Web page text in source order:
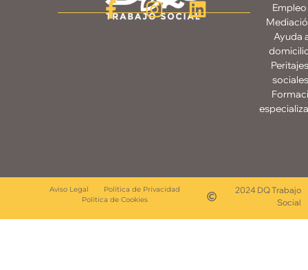
Empleo
Ayuda
Peritajes
sociales
Aviso Legal
Política de Privacidad
Política de Cookies
2024 DQ Trabajo
Social